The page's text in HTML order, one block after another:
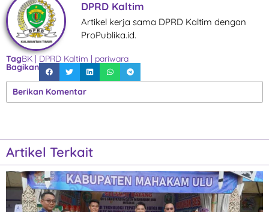
DPRD Kaltim
Artikel kerja sama DPRD Kaltim dengan
ProPublika.id.
TagBK | DPRD Kaltim | pariwara
Bagikan
Berikan Komentar
Artikel Terkait